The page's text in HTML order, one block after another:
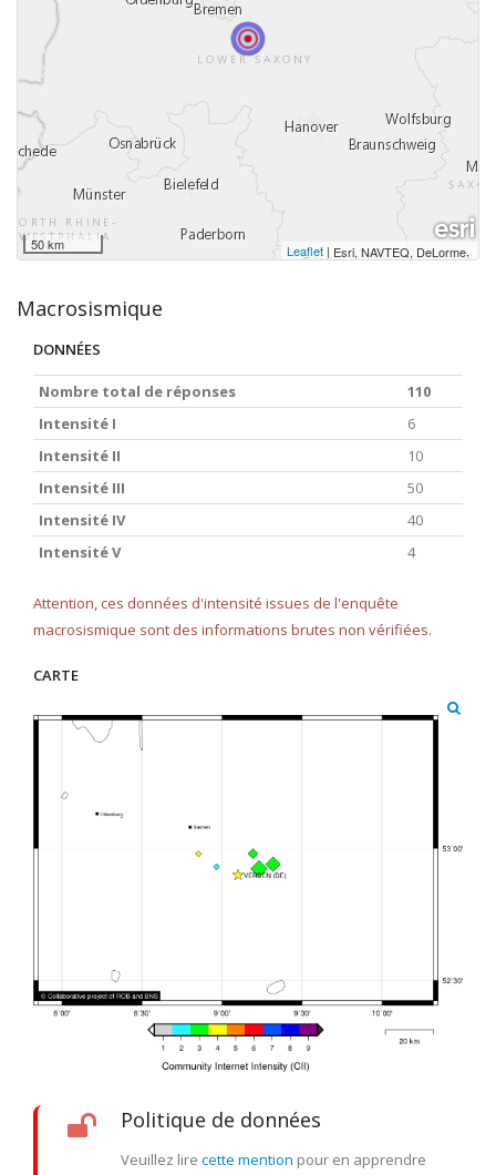
50 km Leaflet | Esri, NAVTEQ, DeLorme,
Macrosismique
DONNÉES
Nombre total de réponses
110
Intensité I
6
Intensité II
10
Intensité III
50
Intensité IV
40
Intensité V
4
Attention, ces données d'intensité issues de l'enquête
macrosismique sont des informations brutes non vérifiées.
CARTE
Politique de données
Veuillez lire cette mention pour en apprendre